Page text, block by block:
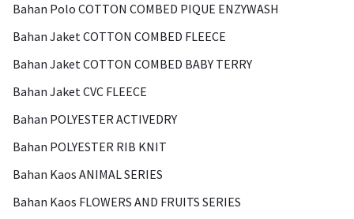
Bahan Polo COTTON COMBED PIQUE ENZYWASH
Bahan Jaket COTTON COMBED FLEECE
Bahan Jaket COTTON COMBED BABY TERRY
Bahan Jaket CVC FLEECE
Bahan POLYESTER ACTIVEDRY
Bahan POLYESTER RIB KNIT
Bahan Kaos ANIMAL SERIES
Bahan Kaos FLOWERS AND FRUITS SERIES